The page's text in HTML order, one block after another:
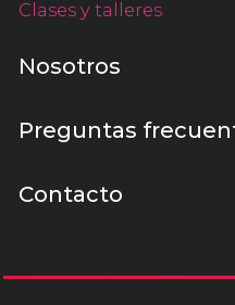
Clases y talleres
Nosotros
Preguntas
Contacto